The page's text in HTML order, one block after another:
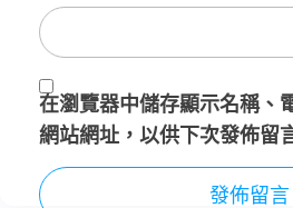
在瀏覽器中儲存顯示名稱、
網站網址，以供下次發佈留